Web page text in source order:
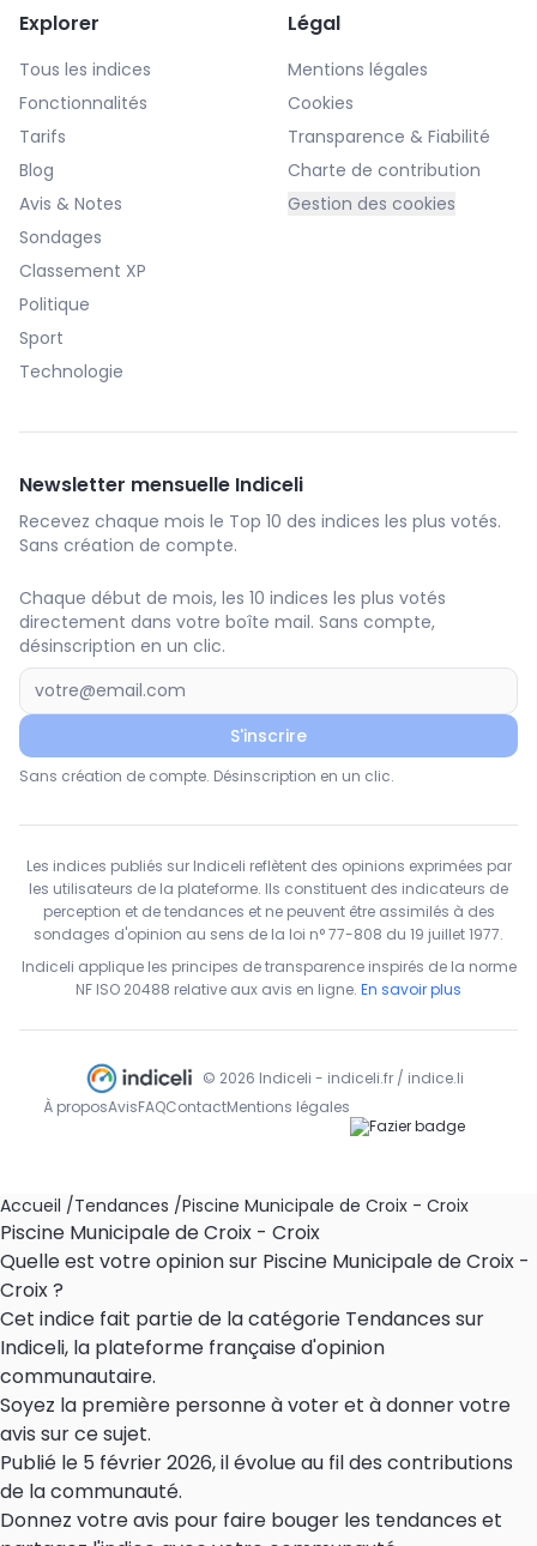
Explorer
Tous les indices
Fonctionnalités
Tarifs
Blog
Avis & Notes
Sondages
Classement XP
Politique
Sport
Technologie
Légal
Mentions légales
Cookies
Transparence & Fiabilité
Charte de contribution
Gestion des cookies
Newsletter mensuelle Indiceli
Recevez chaque mois le Top 10 des indices les plus votés.
Sans création de compte.
Chaque début de mois, les 10 indices les plus votés
directement dans votre boîte mail. Sans compte,
désinscription en un clic.
S'inscrire
Sans création de compte. Désinscription en un clic.
Les indices publiés sur Indiceli reflètent des opinions exprimées par
les utilisateurs de la plateforme. Ils constituent des indicateurs de
perception et de tendances et ne peuvent être assimilés à des
sondages d'opinion au sens de la loi n° 77-808 du 19 juillet 1977.
Indiceli applique les principes de transparence inspirés de la norme
NF ISO 20488 relative aux avis en ligne. En savoir plus
© 2026 Indiceli - indiceli.fr / indice.li
À proposAvisFAQContactMentions légales
Accueil /Tendances /Piscine Municipale de Croix - Croix
Piscine Municipale de Croix - Croix
Quelle est votre opinion sur Piscine Municipale de Croix -
Croix ?
Cet indice fait partie de la catégorie Tendances sur
Indiceli, la plateforme française d'opinion
communautaire.
Soyez la première personne à voter et à donner votre
avis sur ce sujet.
Publié le 5 février 2026, il évolue au fil des contributions
de la communauté.
Donnez votre avis pour faire bouger les tendances et